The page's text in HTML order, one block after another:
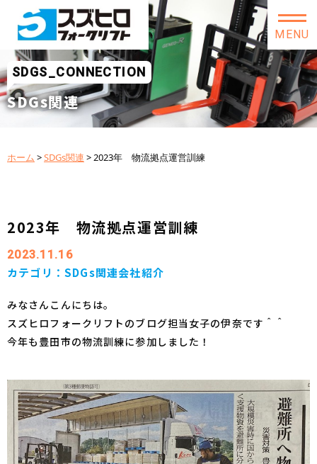
MENU
SDGS_CONNECTION
SDGs関連
ホーム >SDGs関連 >2023年 物流拠点運営訓練
2023年 物流拠点運営訓練
2023.11.16
カテゴリ： SDGs関連会社紹介
みなさんこんにちは。
スズヒロフォークリフトのブログ担当女子の伊奈です＾＾
今年も豊田市の物流訓練に参加しました！